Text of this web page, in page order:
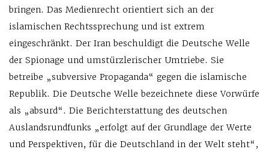
bringen. Das Medienrecht orientiert sich an der
islamischen Rechtssprechung und ist extrem
eingeschränkt. Der Iran beschuldigt die Deutsche Welle
der Spionage und umstürzlerischer Umtriebe. Sie
betreibe „subversive Propaganda“ gegen die islamische
Republik. Die Deutsche Welle bezeichnete diese Vorwürfe
als „absurd“. Die Berichterstattung des deutschen
Auslandsrundfunks „erfolgt auf der Grundlage der Werte
und Perspektiven, für die Deutschland in der Welt steht“,